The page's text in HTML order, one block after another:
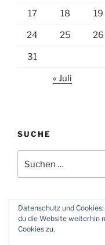
17 18 19
24 25 26
31
« Juli
SUCHE
nach:
Twitter
Datenschutz und
du die Website weiterhin
Cookies zu.